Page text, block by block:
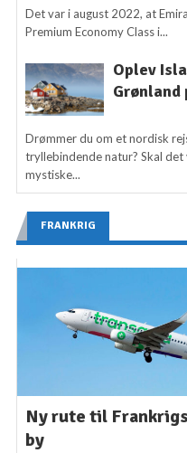
Det var i august 2022, at
Premium Economy Class i...
Oplev
Drømmer du om et nordisk
tryllebindende natur? Skal
mystiske...
FRANKRIG
Ny rute til
by